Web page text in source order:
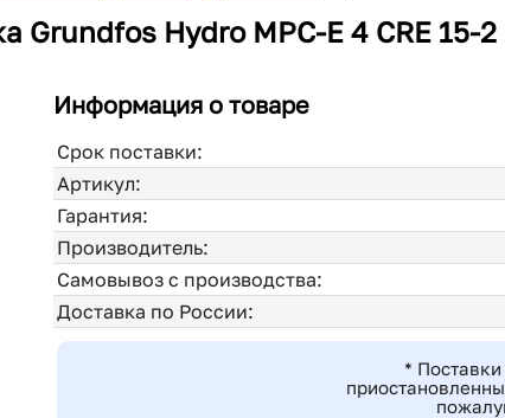
Grundfos Hydro MPC-E 4 CRE 15-2
Информация о товаре
Срок поставки:
Артикул:
Гарантия:
Производитель:
Самовывоз с производства:
Доставка по России:
*